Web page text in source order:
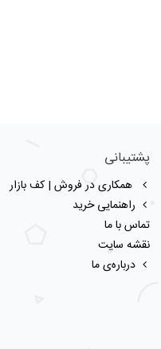
پشتیبانی
همکاری در فروش | کف بازار
راهنمایی خرید
تماس با ما
نقشه سایت
درباره‌ی ما